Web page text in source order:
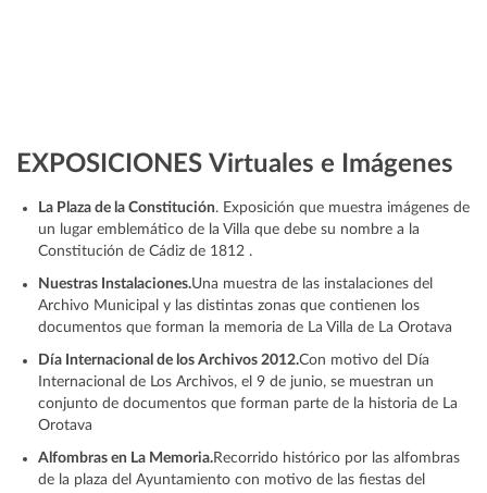
EXPOSICIONES Virtuales e Imágenes
La Plaza de la Constitución. Exposición que muestra imágenes de
un lugar emblemático de la Villa que debe su nombre a la
Constitución de Cádiz de 1812 .
Nuestras Instalaciones.Una muestra de las instalaciones del
Archivo Municipal y las distintas zonas que contienen los
documentos que forman la memoria de La Villa de La Orotava
Día Internacional de los Archivos 2012.Con motivo del Día
Internacional de Los Archivos, el 9 de junio, se muestran un
conjunto de documentos que forman parte de la historia de La
Orotava
Alfombras en La Memoria.Recorrido histórico por las alfombras
de la plaza del Ayuntamiento con motivo de las fiestas del